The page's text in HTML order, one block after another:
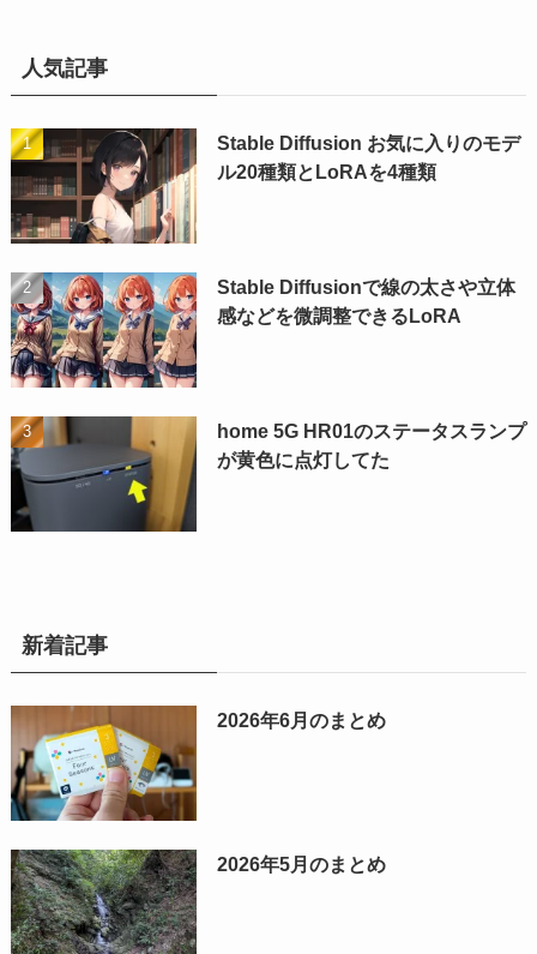
人気記事
Stable Diffusion お気に入りのモデ
ル20種類とLoRAを4種類
Stable Diffusionで線の太さや立体
感などを微調整できるLoRA
home 5G HR01のステータスランプ
が黄色に点灯してた
新着記事
2026年6月のまとめ
2026年5月のまとめ